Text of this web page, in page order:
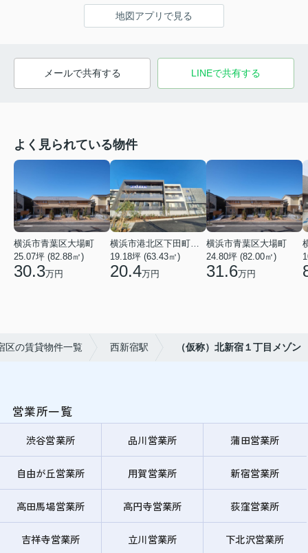
地図アプリで見る
メールで共有する LINEで共有する
よく見られている物件
横浜市青葉区大場町
25.07坪 (82.88㎡)
30.3万円
19.18坪 (63.43㎡)
20.4万円
横浜市青葉区大場町
24.80坪 (82.00㎡)
31.6万円
区の賃貸物件一覧 西新宿駅 （仮称）北新宿１丁目メゾン
営業所一覧
渋谷営業所 品川営業所 蒲田営業所
自由が丘営業所 用賀営業所 新宿営業所
高田馬場営業所 高円寺営業所 荻窪営業所
吉祥寺営業所 立川営業所 下北沢営業所